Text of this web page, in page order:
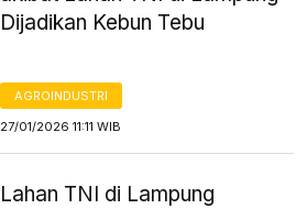
Dijadikan Kebun Tebu
AGROINDUSTRI
27/01/2026 11:11 WIB
Lahan TNI di Lampung